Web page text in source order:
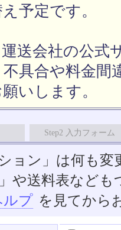
予定です。
送会社の公式
不具合や料金間
いします。
Step2 入力フォーム
ョン」は何も
や送料表など
ルプ を見てから